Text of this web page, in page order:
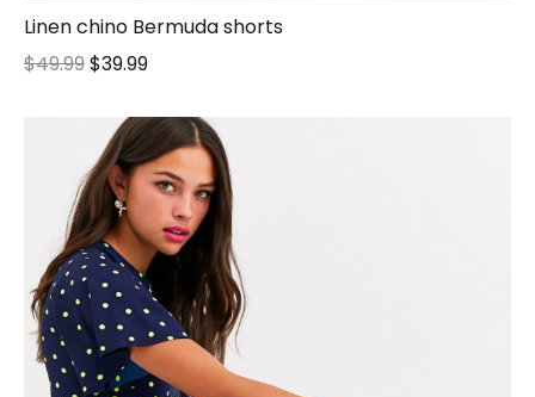
Linen chino Bermuda shorts
$49.99$39.99